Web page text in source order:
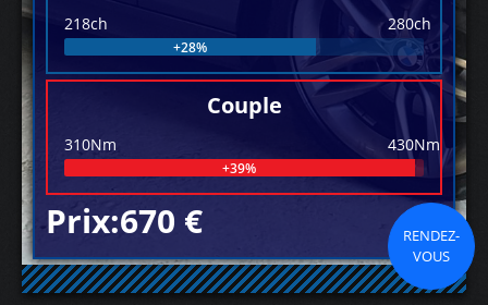
218ch 280ch
+28%
Couple
310Nm 430Nm
+39%
Prix:670 €
RENDEZ-
VOUS